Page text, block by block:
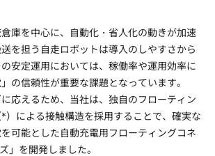
庫を中心に、自動化・省人化の動きが加速
を担う自走ロボットは導入のしやすさから
安定運用においては、稼働率や運用効率に
の信頼性が重要な課題となっています。
応えるため、当社は、独自のフローティン
）による接触構造を採用することで、確実な
可能とした自動充電用フローティングコネ
」を開発しました。